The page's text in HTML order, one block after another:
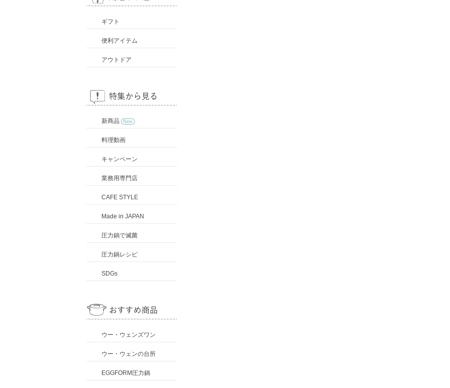
ギフト
便利アイテム
アウトドア
新商品 New
料理動画
キャンペーン
業務用専門店
CAFE STYLE
Made in JAPAN
圧力鍋で滅菌
圧力鍋レシピ
SDGs
ウー・ウェンズワン
ウー・ウェンの台所
EGGFORM圧力鍋